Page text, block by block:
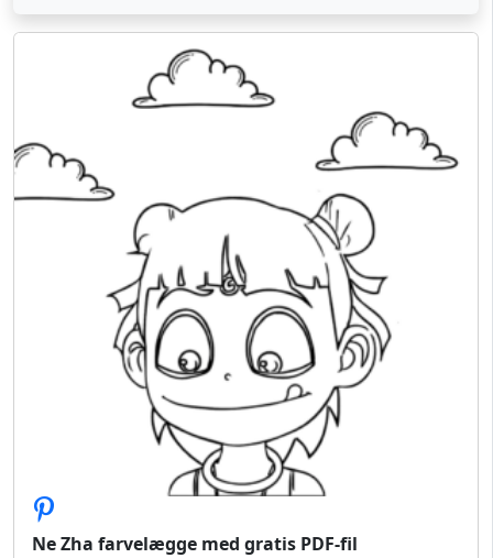
Ne Zha farvelægge med gratis PDF-fil